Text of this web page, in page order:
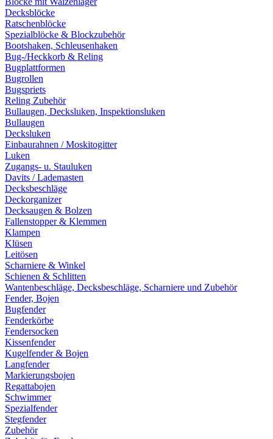
Decksblöcke
Ratschenblöcke
Spezialblöcke & Blockzubehör
Bootshaken, Schleusenhaken
Bug-/Heckkorb & Reling
Bugplattformen
Bugrollen
Bugspriets
Reling Zubehör
Bullaugen, Decksluken, Inspektionsluken
Bullaugen
Decksluken
Einbaurahnen / Moskitogitter
Luken
Zugangs- u. Stauluken
Davits / Lademasten
Decksbeschläge
Deckorganizer
Decksaugen & Bolzen
Fallenstopper & Klemmen
Klampen
Klüsen
Leitösen
Scharniere & Winkel
Schienen & Schlitten
Wantenbeschläge, Decksbeschläge, Scharniere und Zubehör
Fender, Bojen
Bugfender
Fenderkörbe
Fendersocken
Kissenfender
Kugelfender & Bojen
Langfender
Markierungsbojen
Regattabojen
Schwimmer
Spezialfender
Stegfender
Zubehör